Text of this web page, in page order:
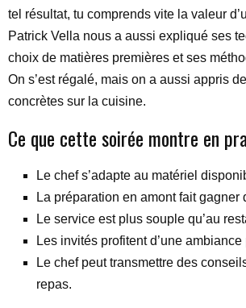
tel résultat, tu comprends vite la valeur
Patrick Vella nous a aussi expliqué ses
choix de matières premières et ses
On s’est régalé, mais on a aussi appris
concrètes sur la cuisine.
Ce que cette soirée montre en
Le chef s’adapte au matériel
La préparation en amont fait gagner
Le service est plus souple qu’au
Les invités profitent d’une
Le chef peut transmettre des
repas.